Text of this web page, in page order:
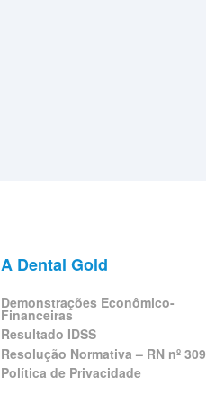
A Dental Gold
Demonstrações Econômico-
Financeiras
Resultado IDSS
Resolução Normativa – RN nº 309
Política de Privacidade